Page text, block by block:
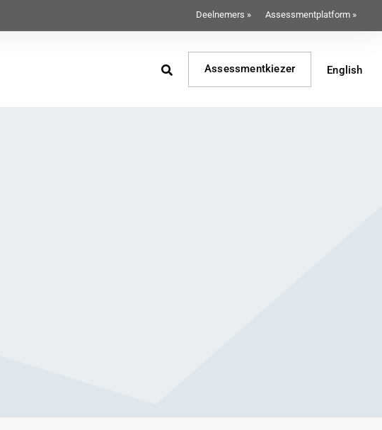
Deelnemers » Assessmentplatform »
Assessmentkiezer English